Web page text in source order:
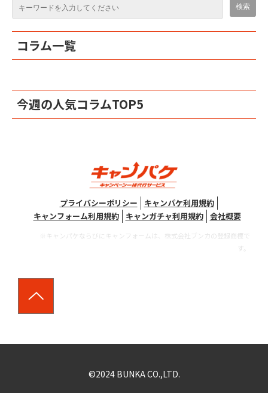
コラム一覧
今週の人気コラムTOP5
プライバシーポリシー
キャンパケ利用規約
キャンフォーム利用規約
キャンガチャ利用規約 会社概要
※キャンパケならびにキャンフォームは、株式会社ブンカの登録商標で
す。
©2024 BUNKA CO.,LTD.